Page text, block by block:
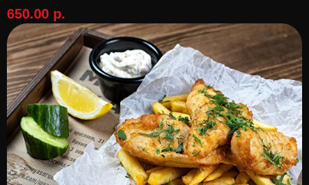
650.00 р.